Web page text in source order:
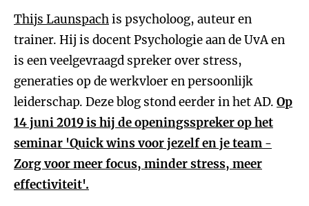
Thijs Launspachis psycholoog, auteur en
trainer. Hij is docent Psychologie aan de UvA en
is een veelgevraagd spreker over stress,
generaties op de werkvloer en persoonlijk
leiderschap. Deze blog stond eerder in het AD. Op
14 juni 2019 is hij de openingsspreker op het
seminar 'Quick wins voor jezelf en je team -
Zorg voor meer focus, minder stress, meer
effectiviteit'.